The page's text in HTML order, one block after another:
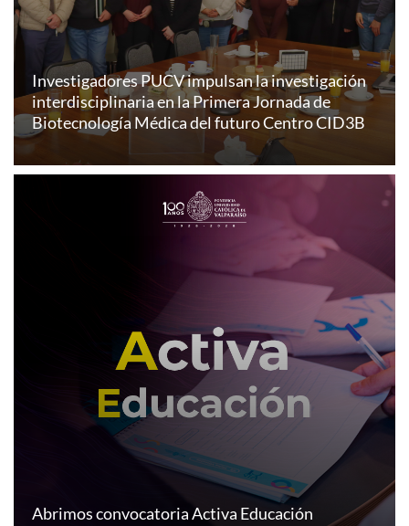
Investigadores PUCV impulsan la investigación
interdisciplinaria en la Primera Jornada de
Biotecnología Médica del futuro Centro CID3B
Abrimos convocatoria Activa Educación